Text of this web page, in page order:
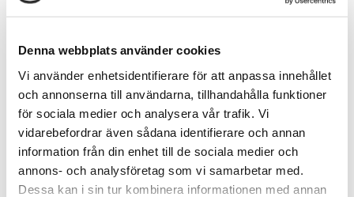
Denna webbplats använder cookies
Vi använder enhetsidentifierare för att anpassa innehållet
och annonserna till användarna, tillhandahålla funktioner
för sociala medier och analysera vår trafik. Vi
vidarebefordrar även sådana identifierare och annan
information från din enhet till de sociala medier och
annons- och analysföretag som vi samarbetar med.
Dessa kan i sin tur kombinera informationen med annan
Snabba leveranser med PostNord
Leverans 1-3 arbetsdagar